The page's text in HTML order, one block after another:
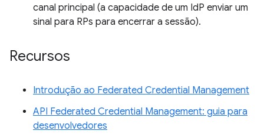
canal principal (a capacidade de um IdP enviar um
sinal para RPs para encerrar a sessão).
Recursos
Introdução ao Federated Credential Management
API Federated Credential Management: guia para
desenvolvedores